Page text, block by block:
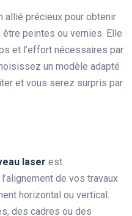
allié précieux pour obtenir
peintes ou vernies. Elle
et l’effort nécessaires par
un modèle adapté
et vous serez surpris par
laser est
de vos travaux
horizontal ou vertical.
des cadres ou des